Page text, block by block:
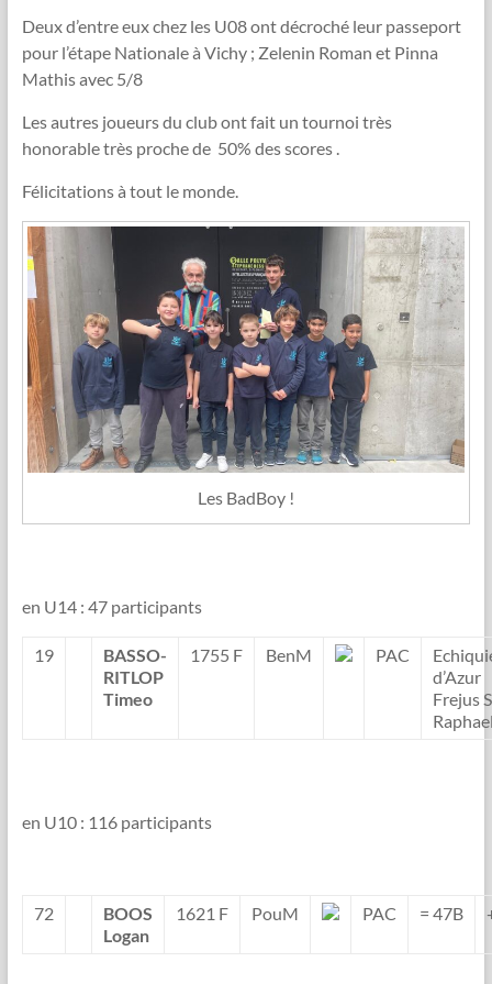
Deux d’entre eux chez les U08 ont décroché leur passeport
pour l’étape Nationale à Vichy ; Zelenin Roman et Pinna
Mathis avec 5/8
Les autres joueurs du club ont fait un tournoi très
honorable très proche de 50% des scores .
Félicitations à tout le monde.
Les BadBoy !
en U14 : 47 participants
19
BASSO-
RITLOP
Timeo
1755 F BenM PAC
d’Azur
Frejus
en U10 : 116 participants
72
BOOS
Logan
1621 F PouM PAC = 47B